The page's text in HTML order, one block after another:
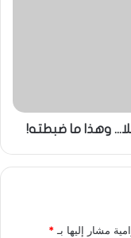
وهذا ما ضبطته!
مشار إليها بـ*